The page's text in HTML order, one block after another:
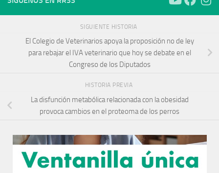
SIGUIENTE HISTORIA
El Colegio de Veterinarios apoya la proposición no de ley
para rebajar el IVA veterinario que hoy se debate en el
Congreso de los Diputados
HISTORIA PREVIA
La disfunción metabólica relacionada con la obesidad
provoca cambios en el proteoma de los perros